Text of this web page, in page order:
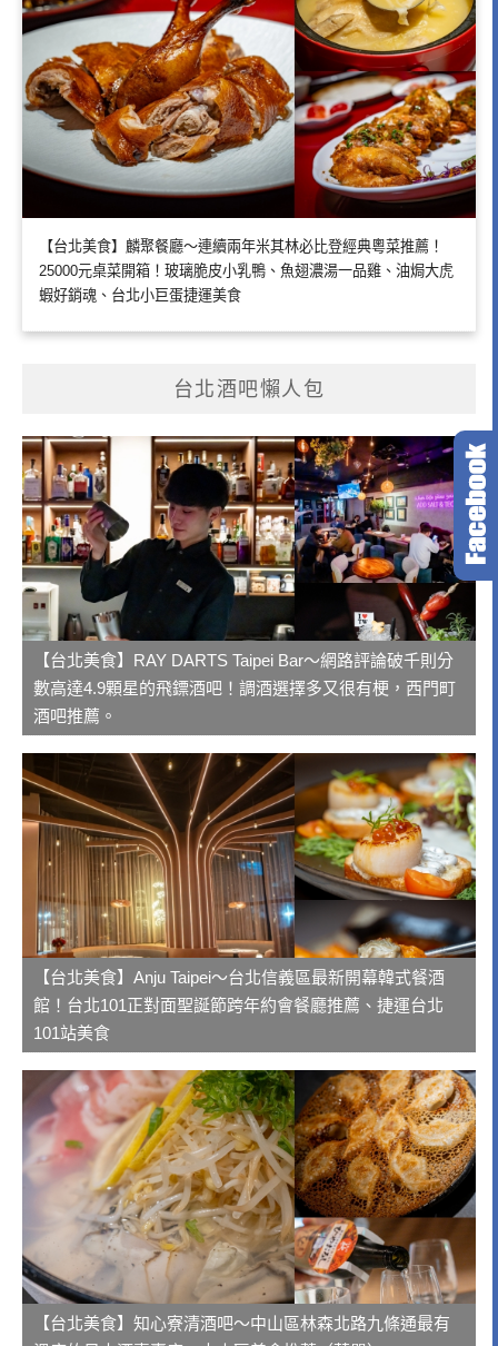
【台北美食】麟聚餐廳～連續兩年米其林必比登經典粵菜推薦！
25000元桌菜開箱！玻璃脆皮小乳鴨、魚翅濃湯一品雞、油焗大虎
蝦好銷魂、台北小巨蛋捷運美食
台北酒吧懶人包
【台北美食】RAY DARTS Taipei Bar～網路評論破千則分
數高達4.9顆星的飛鏢酒吧！調酒選擇多又很有梗，西門町
酒吧推薦。
【台北美食】Anju Taipei～台北信義區最新開幕韓式餐酒
館！台北101正對面聖誕節跨年約會餐廳推薦、捷運台北
101站美食
【台北美食】知心寮清酒吧～中山區林森北路九條通最有